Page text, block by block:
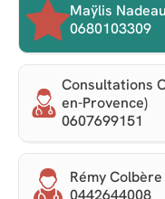
Maÿlis
0680103309
Consultations
en-Provence)
0607699151
Rémy
0442644008